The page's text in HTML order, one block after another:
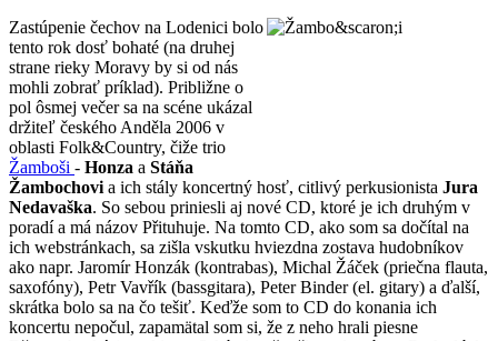
Zastúpenie čechov na Lodenici bolo
tento rok dosť bohaté (na druhej
strane rieky Moravy by si od nás
mohli zobrať príklad). Približne o
pol ôsmej večer sa na scéne ukázal
držiteľ českého Anděla 2006 v
oblasti Folk&Country, čiže trio
Žamboši - Honza a Stáňa
Žambochovi a ich stály koncertný hosť, citlivý perkusionista Jura
Nedavaška. So sebou priniesli aj nové CD, ktoré je ich druhým v
poradí a má názov Přituhuje. Na tomto CD, ako som sa dočítal na
ich webstránkach, sa zišla vskutku hviezdna zostava hudobníkov
ako napr. Jaromír Honzák (kontrabas), Michal Žáček (priečna flauta,
saxofóny), Petr Vavřík (bassgitara), Peter Binder (el. gitary) a ďalší,
skrátka bolo sa na čo tešiť. Keďže som to CD do konania ich
koncertu nepočul, zapamätal som si, že z neho hrali piesne